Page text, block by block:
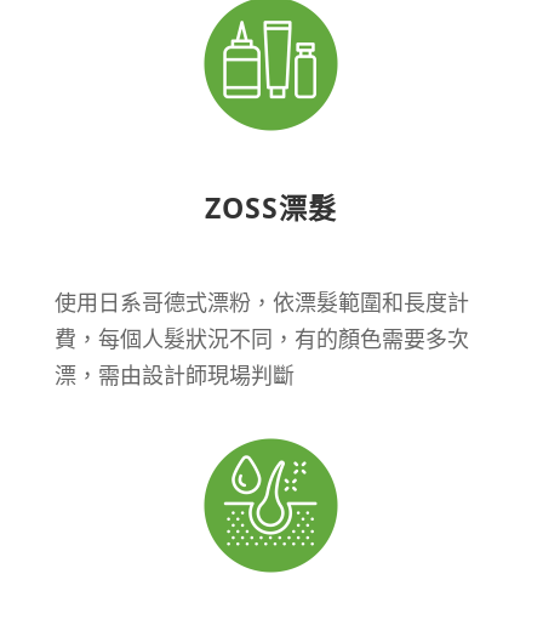
ZOSS漂髮
使用日系哥德式漂粉，依漂髮範圍和長度計
費，每個人髮狀況不同，有的顏色需要多次
漂，需由設計師現場判斷